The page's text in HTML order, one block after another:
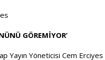
GÖREMİYOR’
Yayın Yöneticisi Cem